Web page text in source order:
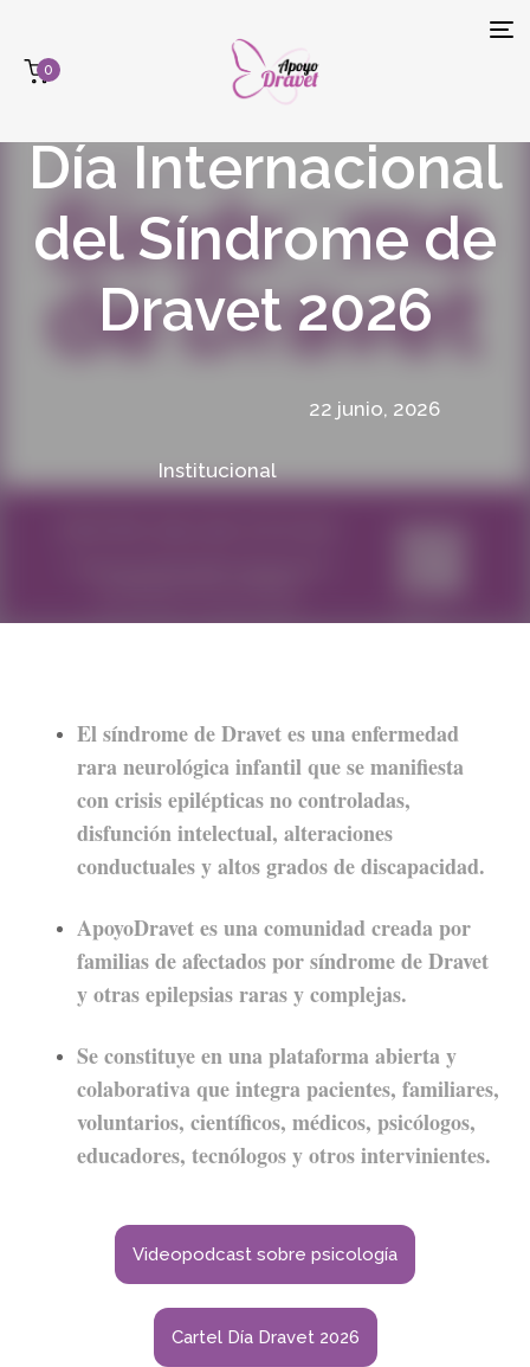
0
Día Internacional
del Síndrome de
Dravet 2026
22 junio, 2026
Institucional
El síndrome de Dravet es una enfermedad
rara neurológica infantil que se manifiesta
con crisis epilépticas no controladas,
disfunción intelectual, alteraciones
conductuales y altos grados de discapacidad.
ApoyoDravet es una comunidad creada por
familias de afectados por síndrome de Dravet
y otras epilepsias raras y complejas.
Se constituye en una plataforma abierta y
colaborativa que integra pacientes, familiares,
voluntarios, científicos, médicos, psicólogos,
educadores, tecnólogos y otros intervinientes.
Videopodcast sobre psicología
Cartel Día Dravet 2026